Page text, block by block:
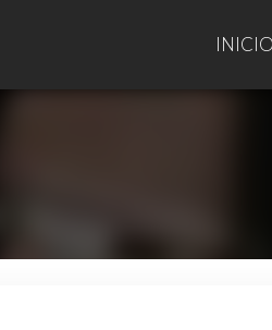
INICIO